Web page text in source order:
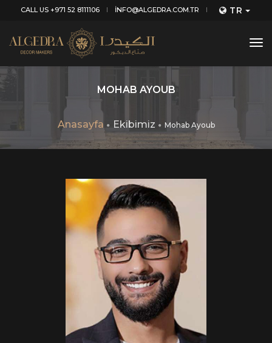
CALL US +971 52 8111106 INFO@ALGEDRA.COM.TR TR
MOHAB AYOUB
Anasayfa Ekibimiz Mohab Ayoub